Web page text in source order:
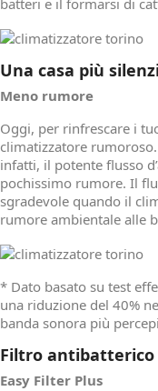
Una casa più
Meno rumore
Oggi, per rinfrescare i
climatizzatore
infatti, il potente flusso
pochissimo rumore. Il
sgradevole quando il
rumore ambientale alle
* Dato basato su test
una riduzione del 40%
banda sonora più
Filtro antibatterico
Easy Filter Plus